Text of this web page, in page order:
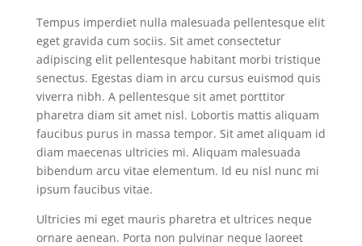
Tempus imperdiet nulla malesuada pellentesque elit
eget gravida cum sociis. Sit amet consectetur
adipiscing elit pellentesque habitant morbi tristique
senectus. Egestas diam in arcu cursus euismod quis
viverra nibh. A pellentesque sit amet porttitor
pharetra diam sit amet nisl. Lobortis mattis aliquam
faucibus purus in massa tempor. Sit amet aliquam id
diam maecenas ultricies mi. Aliquam malesuada
bibendum arcu vitae elementum. Id eu nisl nunc mi
ipsum faucibus vitae.
Ultricies mi eget mauris pharetra et ultrices neque
ornare aenean. Porta non pulvinar neque laoreet